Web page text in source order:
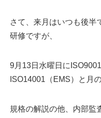
さて、来月はいつも後半
研修ですが、
9月13日水曜日に
ISO14001（EMS）と月
規格の解説の他、内部監